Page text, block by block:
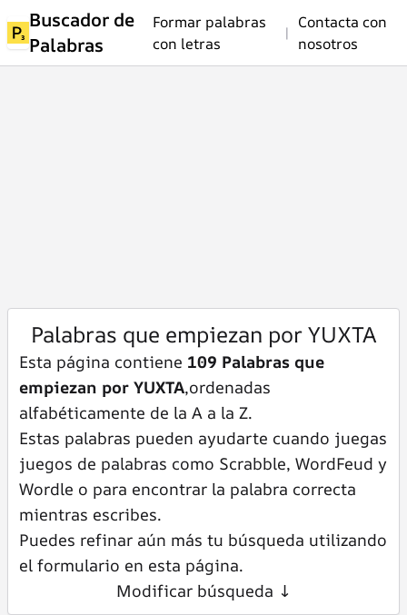
Buscador de
Palabras
Formar palabras
con letras
|
Contacta con
nosotros
Palabras que empiezan por YUXTA
Esta página contiene 109 Palabras que
empiezan por YUXTA,ordenadas
alfabéticamente de la A a la Z.
Estas palabras pueden ayudarte cuando juegas
juegos de palabras como Scrabble, WordFeud y
Wordle o para encontrar la palabra correcta
mientras escribes.
Puedes refinar aún más tu búsqueda utilizando
el formulario en esta página.
Modificar búsqueda ↓